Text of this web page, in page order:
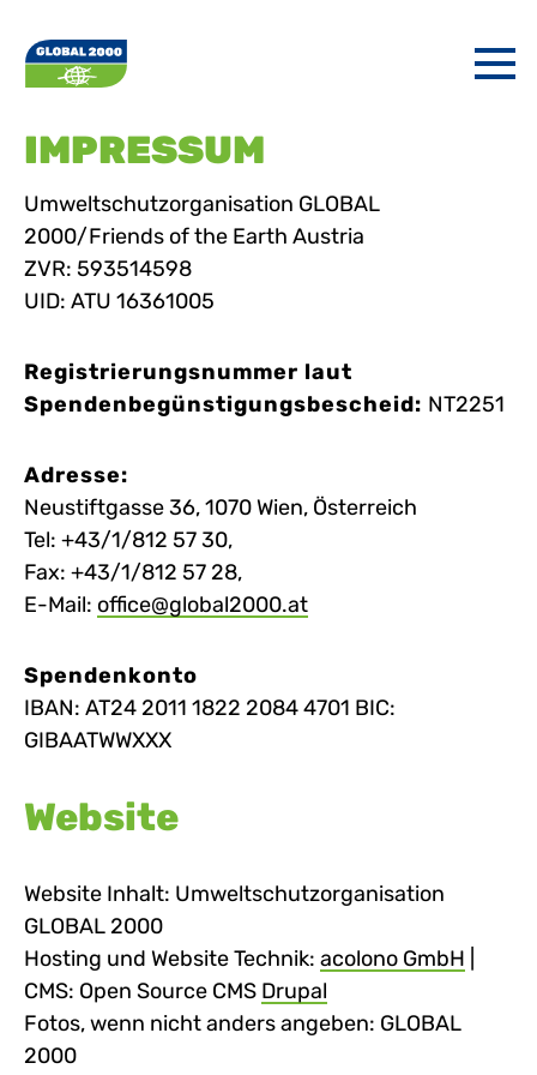
IMPRESSUM
Umweltschutzorganisation GLOBAL
2000/Friends of the Earth Austria
ZVR: 593514598
UID: ATU 16361005
Registrierungsnummer laut
Spendenbegünstigungsbescheid: NT2251
Adresse:
Neustiftgasse 36, 1070 Wien, Österreich
Tel: +43/1/812 57 30,
Fax: +43/1/812 57 28,
E-Mail: office@global2000.at
Spendenkonto
IBAN: AT24 2011 1822 2084 4701 BIC:
GIBAATWWXXX
Website
Website Inhalt: Umweltschutzorganisation
GLOBAL 2000
Hosting und Website Technik: acolono GmbH
CMS: Open Source CMS Drupal
Fotos, wenn nicht anders angeben: GLOBAL
2000